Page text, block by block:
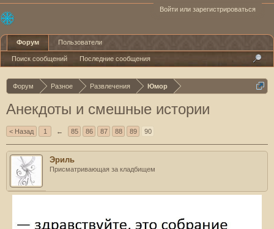
Войти или зарегистрироваться
Форум Разное Развлечения Юмор
Анекдоты и смешные истории
< Назад 1 ← 85 86 87 88 89 90
Эриль
Присматривающая за кладбищем
Форум
Поиск сообщений Последние сообщения
Пользователи